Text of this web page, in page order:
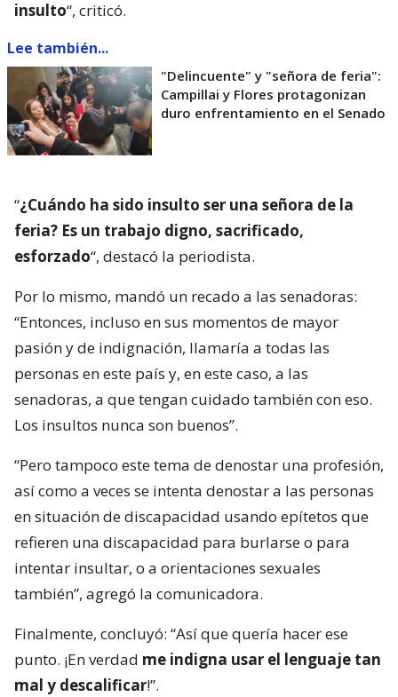
insulto“, criticó.
Lee también...
"Delincuente" y "señora de feria":
Campillai y Flores protagonizan
duro enfrentamiento en el Senado
“¿Cuándo ha sido insulto ser una señora de la
feria? Es un trabajo digno, sacrificado,
esforzado“, destacó la periodista.
Por lo mismo, mandó un recado a las senadoras:
“Entonces, incluso en sus momentos de mayor
pasión y de indignación, llamaría a todas las
personas en este país y, en este caso, a las
senadoras, a que tengan cuidado también con eso.
Los insultos nunca son buenos”.
“Pero tampoco este tema de denostar una profesión,
así como a veces se intenta denostar a las personas
en situación de discapacidad usando epítetos que
refieren una discapacidad para burlarse o para
intentar insultar, o a orientaciones sexuales
también”, agregó la comunicadora.
Finalmente, concluyó: “Así que quería hacer ese
punto. ¡En verdad me indigna usar el lenguaje tan
mal y descalificar!”.